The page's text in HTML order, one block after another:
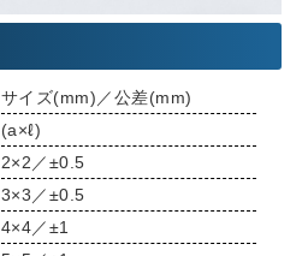
サイズ(mm)／公差(mm)
(a×ℓ)
2×2／±0.5
3×3／±0.5
4×4／±1